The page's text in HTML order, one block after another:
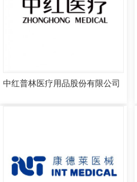
中红普林医疗用品股份有限公司